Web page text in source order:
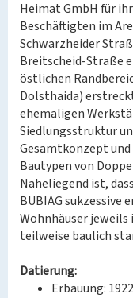
Heimat GmbH für
Beschäftigten im
Schwarzheider
Breitscheid-Straße
östlichen
Dolsthaida)
ehemaligen
Siedlungsstruktur
Gesamtkonzept
Bautypen von
Naheliegend ist,
BUBIAG sukzessive
Wohnhäuser
teilweise baulich
Datierung:
Erbauung: 1922